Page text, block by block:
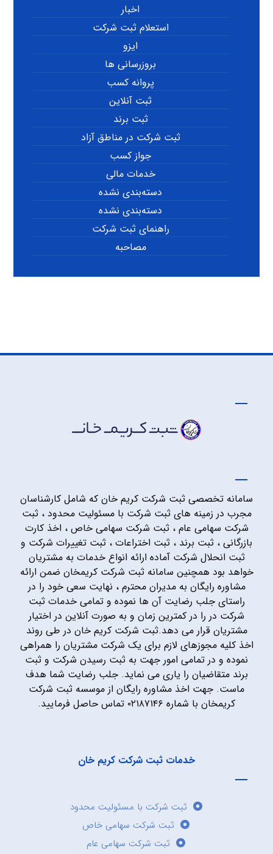
اخبار
استعلام ثبت شرکت
ایزو
بروزرسانی ها
پروانه کسب
ثبت آنلاین
ثبت برند
ثبت شرکت در مناطق آزاد
جواز کسب
خدمات مالی
دسته‌بندی نشده
دسته‌بندی نشده
راهنمای ثبت شرکت
مصاحبه
سامانه تخصصی ثبت شرکت کریم خان که شامل کارشناسان
مجرب در زمینه های ثبت شرکت با مسئولیت محدود ، ثبت
شرکت سهامی عام ، ثبت شرکت سهامی خاص ، اخذ کارت
بازرگانی ، ثبت برند ، ثبت اختراعات ، ثبت تغییرات شرکت و
ثبت انحلال شرکت آماده ارائه انواع خدمات به مشتریان
خواهد بود همچنین سامانه ثبت شرکت کریمخان ضمن ارائه
مشاوره رایگان به مدیران محترم ، نهایت سعی خود را در
راستای جلب رضایت آن ها نموده و تمامی خدمات ثبت
شرکت در را در کمترین زمان و به صورت آنلاین در اختیار
مشتریان قرار می دهد.ثبت شرکت کریم خان در طی روند
اخذ کلیه مجوزهای لازم برای یک شرکت مشتریان را همراهی
نموده و در تمامی امور جهت به ثبت رسیدن شرکت و ثبت
برند متقاضیان را یاری می نماید. جلب رضایت شما هدف
ماست. جهت اخذ مشاوره رایگان از موسسه ثبت شرکت
کریمخان با شماره ۰۲۱۸۷۱۴۶ تماس حاصل فرمایید.
خدمات ثبت شرکت کریم خان
ثبت شرکت با مسئولیت محدود
ثبت شرکت سهامی خاص
ثبت شرکت سهامی عام